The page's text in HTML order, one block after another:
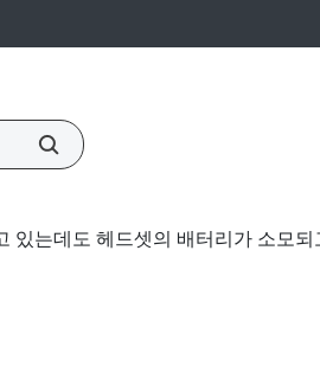
있는데도 헤드셋의 배터리가 소모